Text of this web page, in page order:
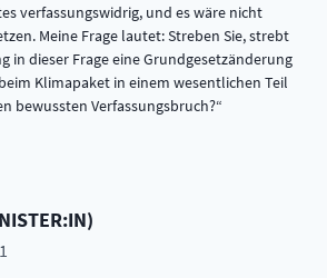
verfassungswidrig, und es wäre nicht
Meine Frage lautet: Streben Sie, strebt
in dieser Frage eine Grundgesetzänderung
Klimapaket in einem wesentlichen Teil
bewussten Verfassungsbruch?
)